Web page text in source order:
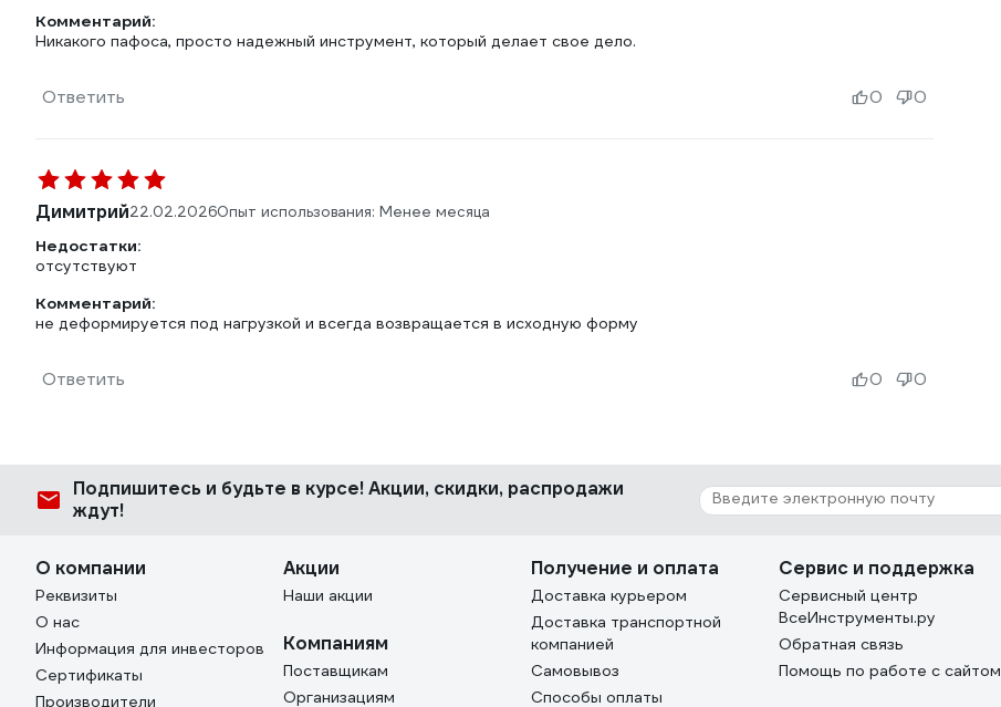
Комментарий:
Никакого пафоса, просто надежный инструмент, который делает свое дело.
Ответить 0 0
Димитрий22.02.2026Опыт использования: Менее месяца
Недостатки:
отсутствуют
Комментарий:
не деформируется под нагрузкой и всегда возвращается в исходную форму
Ответить 0 0
Подпишитесь и будьте в курсе! Акции, скидки, распродажи
ждут!
О компании
Реквизиты
О нас
Информация для инвесторов
Сертификаты
Производители
Акции
Наши акции
Компаниям
Поставщикам
Организациям
Получение и оплата
Доставка курьером
Доставка транспортной
компанией
Самовывоз
Способы оплаты
Сервис и поддержка
Сервисный центр
ВсеИнструменты.ру
Обратная связь
Помощь по работе с сайтом